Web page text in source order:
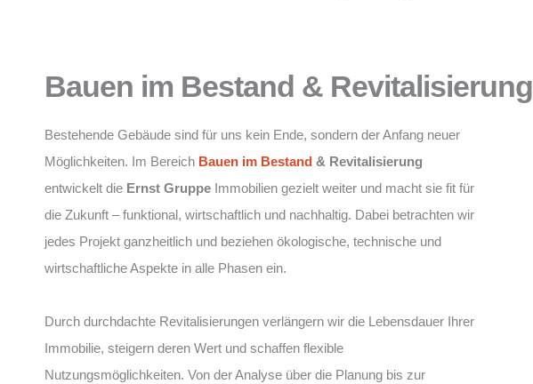
Bauen im Bestand & Revitalisierung
Bestehende Gebäude sind für uns kein Ende, sondern der Anfang neuer
Möglichkeiten. Im Bereich Bauen im Bestand & Revitalisierung
entwickelt die Ernst Gruppe Immobilien gezielt weiter und macht sie fit für
die Zukunft – funktional, wirtschaftlich und nachhaltig. Dabei betrachten wir
jedes Projekt ganzheitlich und beziehen ökologische, technische und
wirtschaftliche Aspekte in alle Phasen ein.
Durch durchdachte Revitalisierungen verlängern wir die Lebensdauer Ihrer
Immobilie, steigern deren Wert und schaffen flexible
Nutzungsmöglichkeiten. Von der Analyse über die Planung bis zur